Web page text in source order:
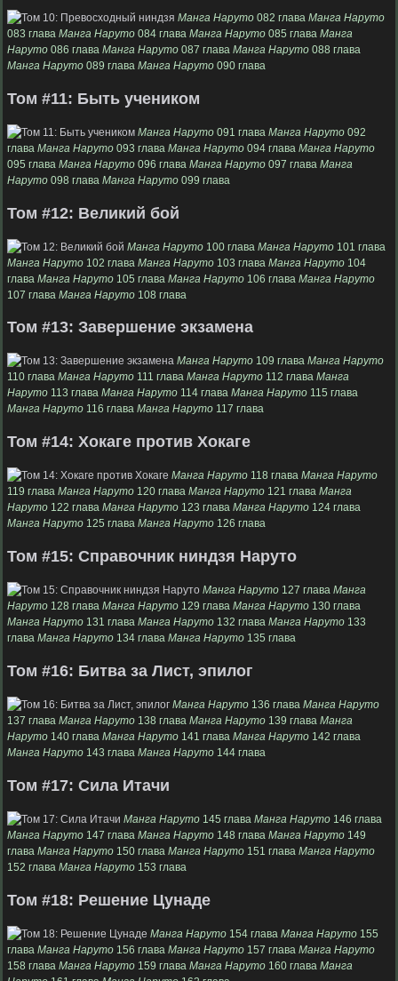
Манга Наруто 082 глава Манга Наруто
083 глава Манга Наруто 084 глава Манга Наруто 085 глава Манга
Наруто 086 глава Манга Наруто 087 глава Манга Наруто 088 глава
Манга Наруто 089 глава Манга Наруто 090 глава
Том #11: Быть учеником
Манга Наруто 091 глава Манга Наруто 092
глава Манга Наруто 093 глава Манга Наруто 094 глава Манга Наруто
095 глава Манга Наруто 096 глава Манга Наруто 097 глава Манга
Наруто 098 глава Манга Наруто 099 глава
Том #12: Великий бой
Манга Наруто 100 глава Манга Наруто 101 глава
Манга Наруто 102 глава Манга Наруто 103 глава Манга Наруто 104
глава Манга Наруто 105 глава Манга Наруто 106 глава Манга Наруто
107 глава Манга Наруто 108 глава
Том #13: Завершение экзамена
Манга Наруто 109 глава Манга Наруто
110 глава Манга Наруто 111 глава Манга Наруто 112 глава Манга
Наруто 113 глава Манга Наруто 114 глава Манга Наруто 115 глава
Манга Наруто 116 глава Манга Наруто 117 глава
Том #14: Хокаге против Хокаге
Манга Наруто 118 глава Манга Наруто
119 глава Манга Наруто 120 глава Манга Наруто 121 глава Манга
Наруто 122 глава Манга Наруто 123 глава Манга Наруто 124 глава
Манга Наруто 125 глава Манга Наруто 126 глава
Том #15: Справочник ниндзя Наруто
Манга Наруто 127 глава Манга
Наруто 128 глава Манга Наруто 129 глава Манга Наруто 130 глава
Манга Наруто 131 глава Манга Наруто 132 глава Манга Наруто 133
глава Манга Наруто 134 глава Манга Наруто 135 глава
Том #16: Битва за Лист, эпилог
Манга Наруто 136 глава Манга Наруто
137 глава Манга Наруто 138 глава Манга Наруто 139 глава Манга
Наруто 140 глава Манга Наруто 141 глава Манга Наруто 142 глава
Манга Наруто 143 глава Манга Наруто 144 глава
Том #17: Сила Итачи
Манга Наруто 145 глава Манга Наруто 146 глава
Манга Наруто 147 глава Манга Наруто 148 глава Манга Наруто 149
глава Манга Наруто 150 глава Манга Наруто 151 глава Манга Наруто
152 глава Манга Наруто 153 глава
Том #18: Решение Цунаде
Манга Наруто 154 глава Манга Наруто 155
глава Манга Наруто 156 глава Манга Наруто 157 глава Манга Наруто
158 глава Манга Наруто 159 глава Манга Наруто 160 глава Манга